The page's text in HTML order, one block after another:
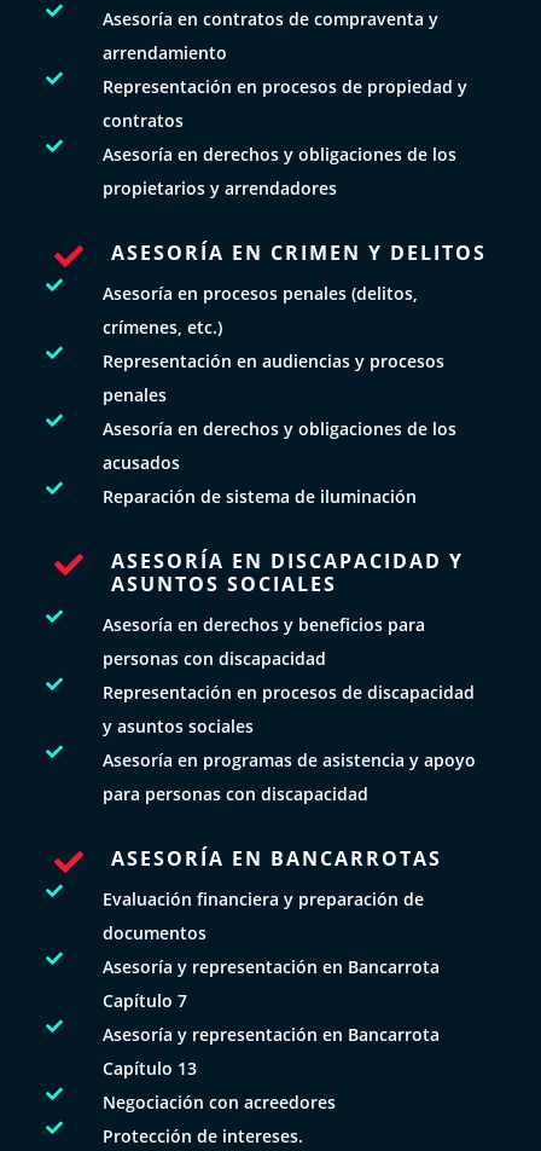

Asesoría en contratos de compraventa y
arrendamiento

Representación en procesos de propiedad y
contratos

Asesoría en derechos y obligaciones de los
propietarios y arrendadores
 ASESORÍA EN CRIMEN Y DELITOS

Asesoría en procesos penales (delitos,
crímenes, etc.)

Representación en audiencias y procesos
penales

Asesoría en derechos y obligaciones de los
acusados
 Reparación de sistema de iluminación

ASESORÍA EN DISCAPACIDAD Y
ASUNTOS SOCIALES

Asesoría en derechos y beneficios para
personas con discapacidad

Representación en procesos de discapacidad
y asuntos sociales

Asesoría en programas de asistencia y apoyo
para personas con discapacidad
 ASESORÍA EN BANCARROTAS

Evaluación financiera y preparación de
documentos

Asesoría y representación en Bancarrota
Capítulo 7

Asesoría y representación en Bancarrota
Capítulo 13
 Negociación con acreedores
 Protección de intereses.